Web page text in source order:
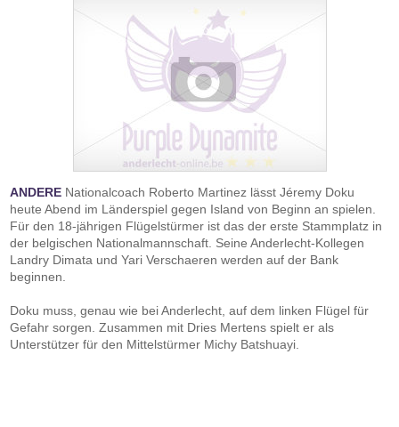
ANDERE Nationalcoach Roberto Martinez lässt Jéremy Doku
heute Abend im Länderspiel gegen Island von Beginn an spielen.
Für den 18-jährigen Flügelstürmer ist das der erste Stammplatz in
der belgischen Nationalmannschaft. Seine Anderlecht-Kollegen
Landry Dimata und Yari Verschaeren werden auf der Bank
beginnen.
Doku muss, genau wie bei Anderlecht, auf dem linken Flügel für
Gefahr sorgen. Zusammen mit Dries Mertens spielt er als
Unterstützer für den Mittelstürmer Michy Batshuayi.